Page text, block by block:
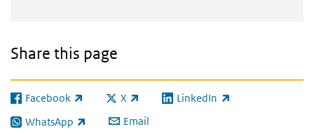
Share this page
Facebook
(link is external) X
(link is external)LinkedIn
(link is external)
WhatsApp
(link is external) Email